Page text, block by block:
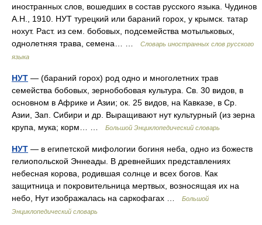
иностранных слов, вошедших в состав русского языка. Чудинов
А.Н., 1910. НУТ турецкий или бараний горох, у крымск. татар
нохут. Раст. из сем. бобовых, подсемейства мотыльковых,
однолетняя трава, семена… …
Словарь иностранных слов русского
языка
НУТ — (бараний горох) род одно и многолетних трав
семейства бобовых, зернобобовая культура. Св. 30 видов, в
основном в Африке и Азии; ок. 25 видов, на Кавказе, в Ср.
Азии, Зап. Сибири и др. Выращивают нут культурный (из зерна
крупа, мука; корм… …
Большой Энциклопедический словарь
НУТ — в египетской мифологии богиня неба, одно из божеств
гелиопольской Эннеады. В древнейших представлениях
небесная корова, родившая солнце и всех богов. Как
защитница и покровительница мертвых, возносящая их на
небо, Нут изображалась на саркофагах …
Большой
Энциклопедический словарь